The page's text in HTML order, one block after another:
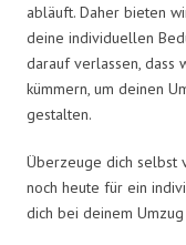
abläuft. Daher bieten
deine individuellen
darauf verlassen, dass
kümmern, um deinen
gestalten.
Überzeuge dich selbst
noch heute für ein
dich bei deinem